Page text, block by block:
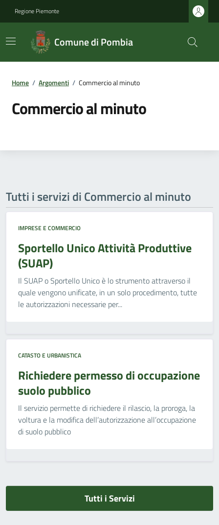
Regione Piemonte
Comune di Pombia
Home / Argomenti / Commercio al minuto
Commercio al minuto
Tutti i servizi di Commercio al minuto
IMPRESE E COMMERCIO
Sportello Unico Attività Produttive
(SUAP)
Il SUAP o Sportello Unico è lo strumento attraverso il
quale vengono unificate, in un solo procedimento, tutte
le autorizzazioni necessarie per...
CATASTO E URBANISTICA
Richiedere permesso di occupazione
suolo pubblico
Il servizio permette di richiedere il rilascio, la proroga, la
voltura e la modifica dell’autorizzazione all’occupazione
di suolo pubblico
Tutti i Servizi